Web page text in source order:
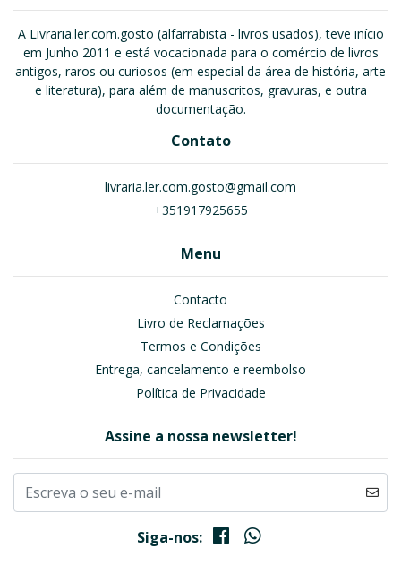
A Livraria.ler.com.gosto (alfarrabista - livros usados), teve início
em Junho 2011 e está vocacionada para o comércio de livros
antigos, raros ou curiosos (em especial da área de história, arte
e literatura), para além de manuscritos, gravuras, e outra
documentação.
Contato
livraria.ler.com.gosto@gmail.com
+351917925655
Menu
Contacto
Livro de Reclamações
Termos e Condições
Entrega, cancelamento e reembolso
Política de Privacidade
Assine a nossa newsletter!
Siga-nos: